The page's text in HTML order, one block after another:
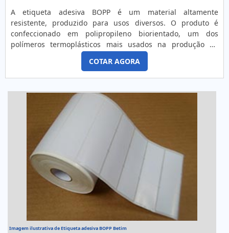
A etiqueta adesiva BOPP é um material altamente
resistente, produzido para usos diversos. O produto é
confeccionado em polipropileno biorientado, um dos
polímeros termoplásticos mais usados na produção de
rótulos e etiquetas. Durante a criação da etiqueta, o plástico
é estendido tanto no sentido da máquina como no sentido
oblíquo. É desse processo que surgiu a sigla BOPP, que
COTAR AGORA
Imagem ilustrativa de Etiqueta adesiva BOPP Betim